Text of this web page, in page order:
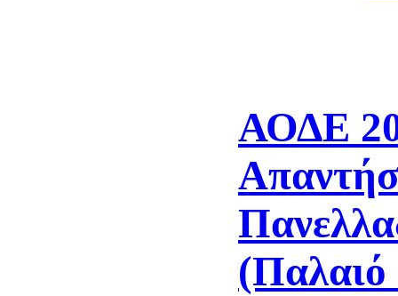
ΑΟΔΕ